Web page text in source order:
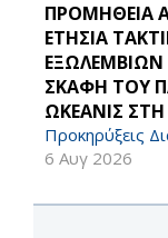
ΠΡΟΜΗΘΕΙΑ
ΕΤΗΣΙΑ
ΕΞΩΛΕΜΒΙΩΝ
ΣΚΑΦΗ ΤΟΥ
ΩΚΕΑΝΙΣ
Προκηρύξεις
6 Αυγ 2026